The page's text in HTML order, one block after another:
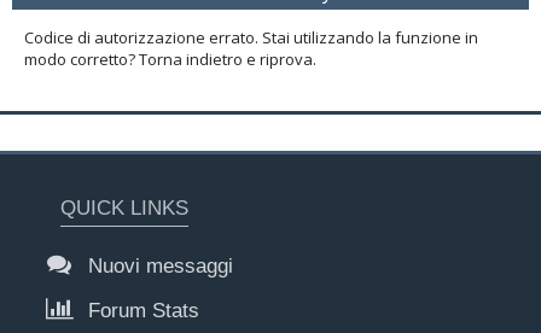
Codice di autorizzazione errato. Stai utilizzando la funzione in
modo corretto? Torna indietro e riprova.
QUICK LINKS
Nuovi messaggi
Forum Stats